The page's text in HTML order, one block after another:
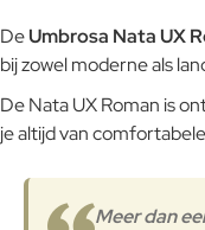
DeUmbrosa Nata UX
bij zowel moderne als
De Nata UX Roman is
je altijd van
Meer dan